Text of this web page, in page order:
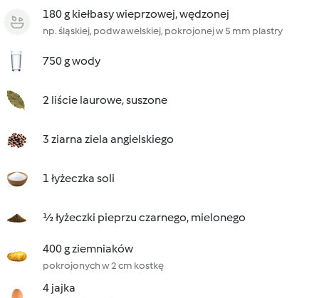
180 g kiełbasy wieprzowej, wędzonej
np. śląskiej, podwawelskiej, pokrojonej w 5 mm plastry
750 g wody
2 liście laurowe, suszone
3 ziarna ziela angielskiego
1 łyżeczka soli
½ łyżeczki pieprzu czarnego, mielonego
400 g ziemniaków
pokrojonych w 2 cm kostkę
4 jajka